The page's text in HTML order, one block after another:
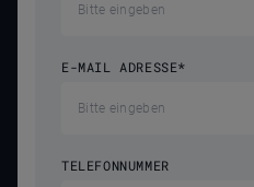
E-MAIL ADRESSE*
TELEFONNUMMER